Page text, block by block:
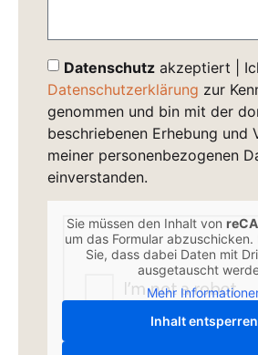
Datenschutz akzeptiert |
Datenschutzerklärung zur
genommen und bin mit der
beschriebenen Erhebung und
meiner personenbezogenen
einverstanden.
Sie müssen den Inhalt von
um das Formular
Sie, dass dabei Daten mit
ausgetauscht
Mehr
Inhalt entsperren